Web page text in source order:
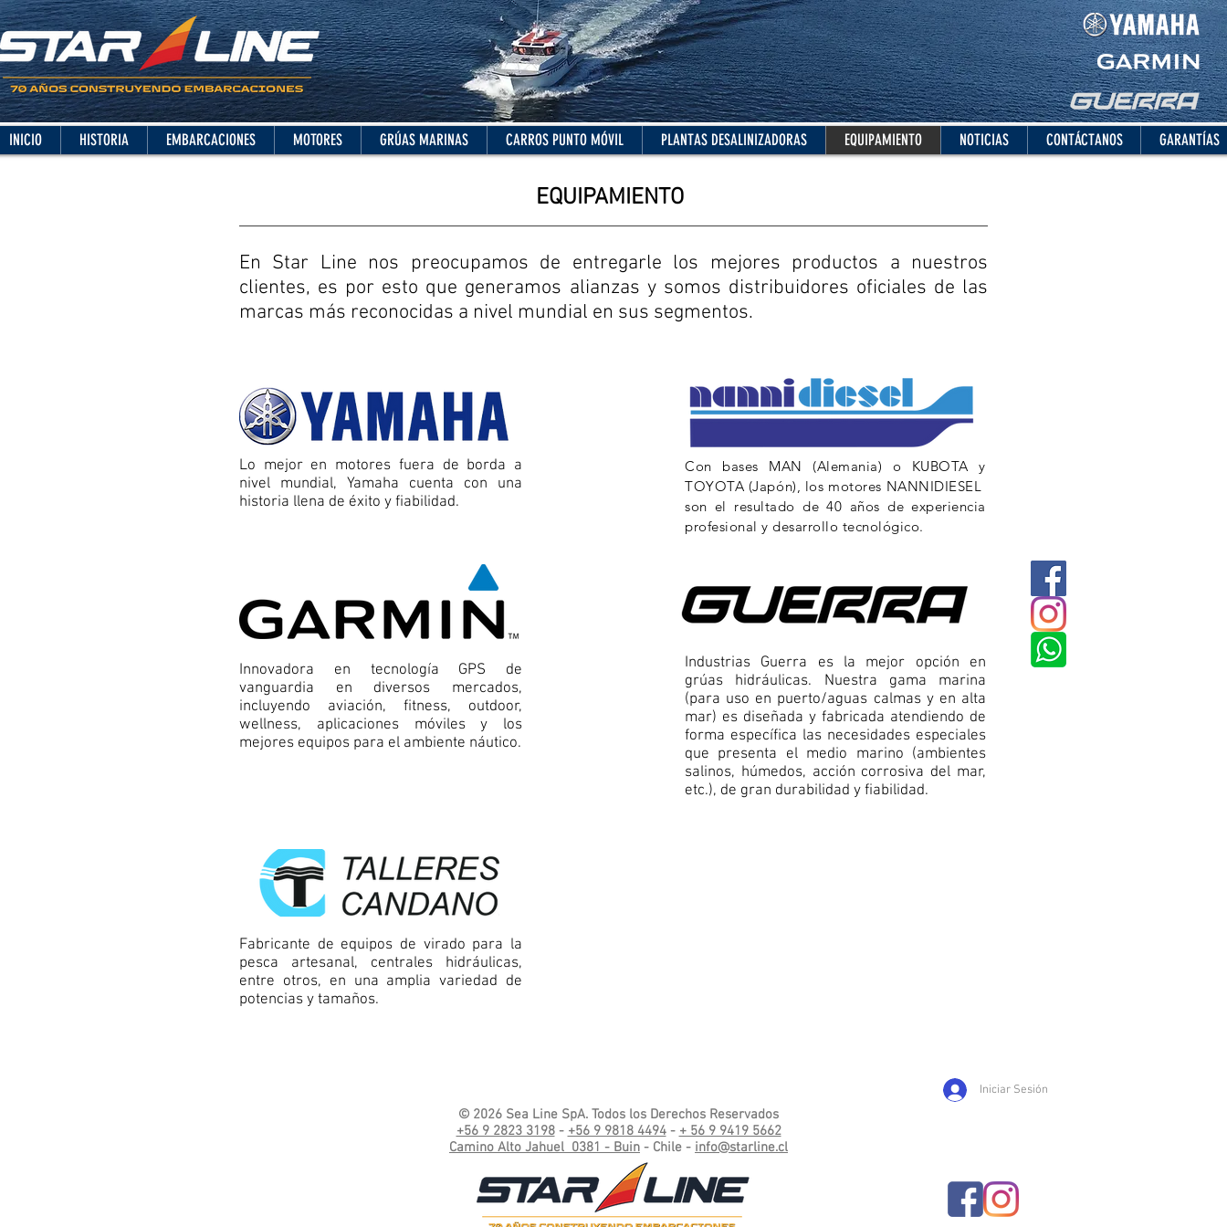
EQUIPAMIENTO
En Star Line nos preocupamos de entregarle los mejores productos a nuestros
clientes, es por esto que generamos alianzas y somos distribuidores oficiales de las
marcas más reconocidas a nivel mundial en sus segmentos.
Lo mejor en motores fuera de borda a
nivel mundial, Yamaha cuenta con una
historia llena de éxito y fiabilidad.
Con bases MAN (Alemania) o KUBOTA y
TOYOTA (Japón), los motores NANNIDIESEL
son el resultado de 40 años de experiencia
profesional y desarrollo tecnológico.
Innovadora en tecnología GPS de
vanguardia en diversos mercados,
incluyendo aviación, fitness, outdoor,
wellness, aplicaciones móviles y los
mejores equipos para el ambiente náutico.
Industrias Guerra es la mejor opción en
grúas hidráulicas. Nuestra gama marina
(para uso en puerto/aguas calmas y en alta
mar) es diseñada y fabricada atendiendo de
forma específica las necesidades especiales
que presenta el medio marino (ambientes
salinos, húmedos, acción corrosiva del mar,
etc.), de gran durabilidad y fiabilidad.
Fabricante de equipos de virado para la
pesca artesanal, centrales hidráulicas,
entre otros, en una amplia variedad de
potencias y tamaños.
INICIO HISTORIA EMBARCACIONES MOTORES GRÚAS MARINAS CARROS PUNTO MÓVIL PLANTAS DESALINIZADORAS EQUIPAMIENTO NOTICIAS CONTÁCTANOS GARANTÍAS
© 2026 Sea Line SpA. Todos los Derechos Reservados
+56 9 2823 3198- +56 9 9818 4494- + 56 9 9419 5662
Camino Alto Jahuel 0381 - Buin - Chile - info@starline.cl
Iniciar Sesión